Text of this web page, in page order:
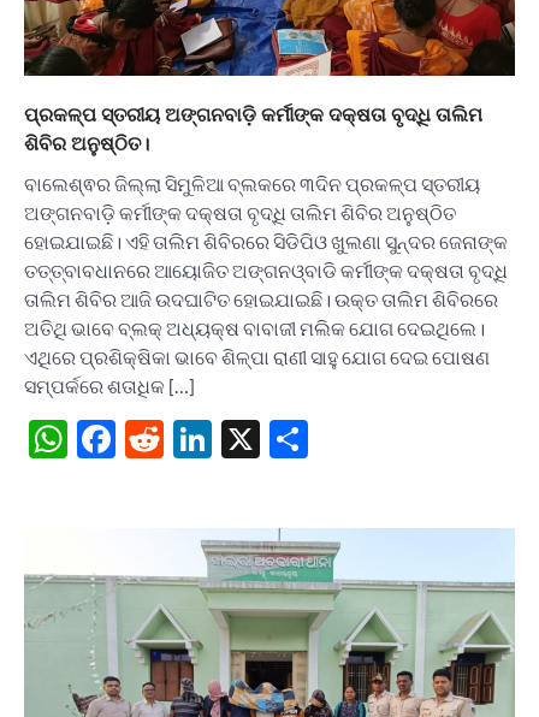
ପ୍ରକଳ୍ପ ସ୍ତରୀୟ ଅଙ୍ଗନବାଡ଼ି କର୍ମୀଙ୍କ ଦକ୍ଷତା ବୃଦ୍ଧି ତାଲିମ
ଶିବିର ଅନୁଷ୍ଠିତ।
ବାଲେଶ୍ଵର ଜିଲ୍ଲା ସିମୁଳିଆ ବ୍ଲକରେ ୩ଦିନ ପ୍ରକଳ୍ପ ସ୍ତରୀୟ
ଅଙ୍ଗନବାଡ଼ି କର୍ମୀଙ୍କ ଦକ୍ଷତା ବୃଦ୍ଧି ତାଲିମ ଶିବିର ଅନୁଷ୍ଠିତ
ହୋଇଯାଇଛି। ଏହି ତାଲିମ ଶିବିରରେ ସିଡିପିଓ ଖୁଲଣା ସୁନ୍ଦର ଜେନାଙ୍କ
ତତ୍ତ୍ବାବଧାନରେ ଆୟୋଜିତ ଅଙ୍ଗନଓ୍ବାଡି କର୍ମୀଙ୍କ ଦକ୍ଷତା ବୃଦ୍ଧି
ତାଲିମ ଶିବିର ଆଜି ଉଦଘାଟିତ ହୋଇଯାଇଛି। ଉକ୍ତ ତାଲିମ ଶିବିରରେ
ଅତିଥି ଭାବେ ବ୍ଲକ୍ ଅଧ୍ୟକ୍ଷ ବାବାଜୀ ମଲିକ ଯୋଗ ଦେଇଥିଲେ।
ଏଥିରେ ପ୍ରଶିକ୍ଷିକା ଭାବେ ଶିଳ୍ପା ରାଣୀ ସାହୁ ଯୋଗ ଦେଇ ପୋଷଣ
ସମ୍ପର୍କରେ ଶତାଧିକ […]
WhatsApp
Facebook
RedditLinkedIn
X